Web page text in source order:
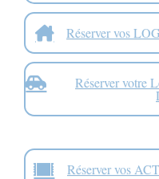
Réserver vos
Réserver votre
Réserver vos